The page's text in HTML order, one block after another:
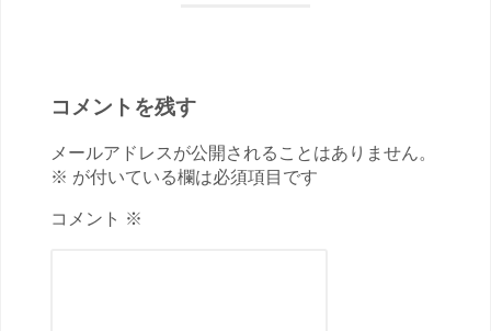
コメントを残す
メールアドレスが公開されることはありません。
※ が付いている欄は必須項目です
コメント ※